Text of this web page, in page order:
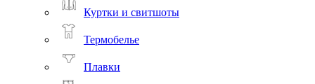
Куртки и свитшоты
Термобелье
Плавки